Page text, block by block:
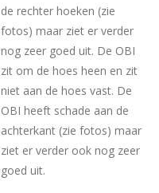
de rechter hoeken (zie
fotos) maar ziet er verder
nog zeer goed uit. De OBI
zit om de hoes heen en zit
niet aan de hoes vast. De
OBI heeft schade aan de
achterkant (zie fotos) maar
ziet er verder ook nog zeer
goed uit.